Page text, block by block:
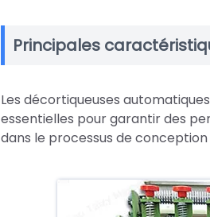
Principales
Les décortiqueuses
essentielles pour garantir des
dans le processus de